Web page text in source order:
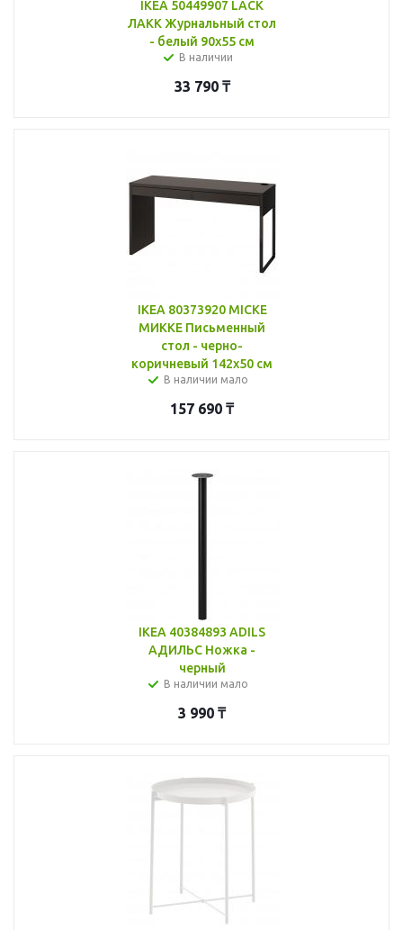
IKEA 50449907 LACK
ЛАКК Журнальный стол
- белый 90x55 см
В наличии
33 790₸
IKEA 80373920 MICKE
МИККЕ Письменный
стол - черно-
коричневый 142x50 см
В наличии мало
157 690 ₸
IKEA 40384893 ADILS
АДИЛЬС Ножка -
черный
В наличии мало
3 990 ₸